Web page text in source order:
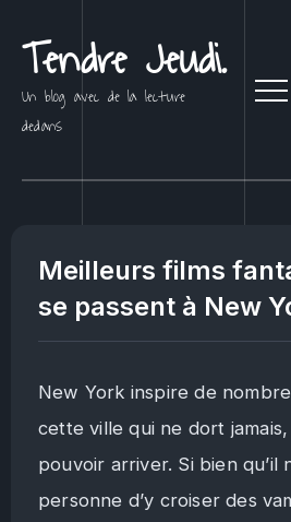
Tendre Jeudi.
Un blog avec de la lecture
dedans
Meilleurs films
se passent à New
New York inspire de
cette ville qui ne dort
pouvoir arriver. Si bien qu’il
personne d’y croiser des